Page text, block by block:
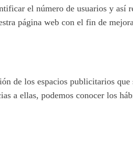
el número de usuarios y así
página web con el fin de
de los espacios publicitarios
a ellas, podemos conocer los